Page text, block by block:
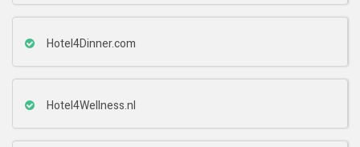
Hotel4Dinner.com
Hotel4Wellness.nl